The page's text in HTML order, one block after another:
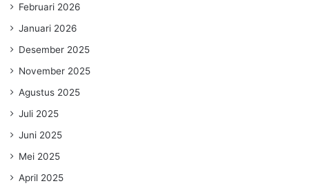
Februari 2026
Januari 2026
Desember 2025
November 2025
Agustus 2025
Juli 2025
Juni 2025
Mei 2025
April 2025